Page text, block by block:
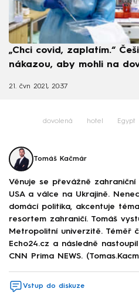
„Chci covid, zaplatím.“
nákazou, aby mohli na
21. čvn 2021, 20:37
dovolená hotel Egypt
Tomáš Kačmár
Věnuje se převážně
USA a válce na Ukrajině.
domácí politika, akcentuje
resortem zahraničí. Tomáš
Metropolitní univerzitě. Téměř
Echo24.cz a následně
CNN Prima NEWS.
Vstup do diskuze